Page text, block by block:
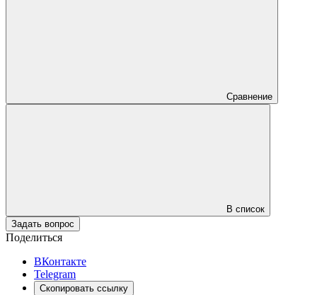
Сравнение
В список
Задать вопрос
Поделиться
ВКонтакте
Telegram
Скопировать ссылку